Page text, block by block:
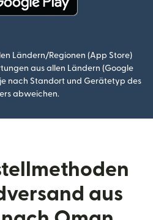
Ländern/Regionen (App Store)
aus allen Ländern (Google
nach Standort und Gerätetyp des
abweichen.
aus